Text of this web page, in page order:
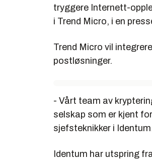
tryggere Internett-
i Trend Micro, i en
Trend Micro vil
postløsninger.
- Vårt team av
selskap som er kjent
sjefsteknikker i
Identum har utspring